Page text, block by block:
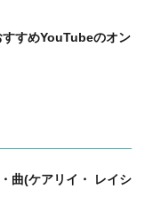
すめYouTubeのオン
曲(ケアリイ・ レイシ